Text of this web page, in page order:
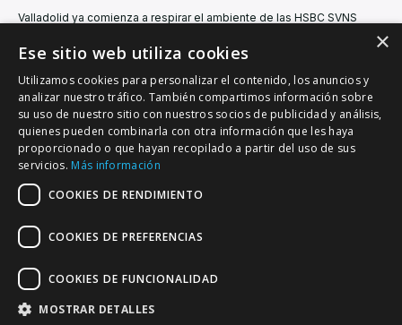
Valladolid ya comienza a respirar el ambiente de las HSBC SVNS
Acera...
VALLADOLID DEPORTIVO
Tu información deportiva vallisoletana
×
Ese sitio web utiliza cookies
Utilizamos cookies para personalizar el contenido, los anuncios y
analizar nuestro tráfico. También compartimos información sobre
su uso de nuestro sitio con nuestros socios de publicidad y análisis,
quienes pueden combinarla con otra información que les haya
proporcionado o que hayan recopilado a partir del uso de sus
servicios. Más información
COOKIES DE RENDIMIENTO
COOKIES DE PREFERENCIAS
COOKIES DE FUNCIONALIDAD
MOSTRAR DETALLES